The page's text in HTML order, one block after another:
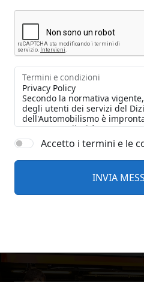
Termini e condizioni
Accetto i termini e le